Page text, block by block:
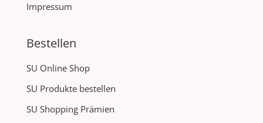
Impressum
Bestellen
SU Online Shop
SU Produkte bestellen
SU Shopping Prämien